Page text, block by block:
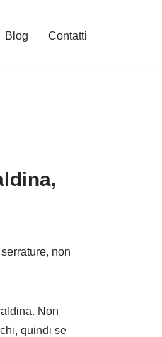
Blog Contatti
non
Non
quindi se